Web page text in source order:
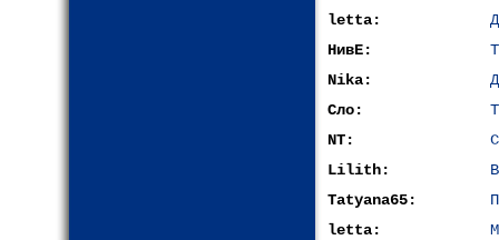
letta:
НивЕ:
Nika:
Сло:
NT:
Lilith:
Tatyana65:
letta: